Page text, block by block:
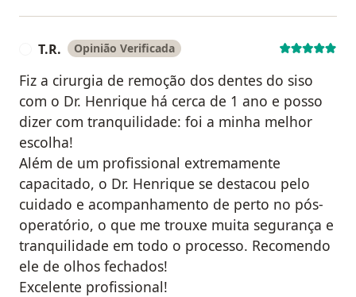
T.R. Opinião Verificada
Fiz a cirurgia de remoção dos dentes do siso
com o Dr. Henrique há cerca de 1 ano e posso
dizer com tranquilidade: foi a minha melhor
escolha!
Além de um profissional extremamente
capacitado, o Dr. Henrique se destacou pelo
cuidado e acompanhamento de perto no pós-
operatório, o que me trouxe muita segurança e
tranquilidade em todo o processo. Recomendo
ele de olhos fechados!
Excelente profissional!